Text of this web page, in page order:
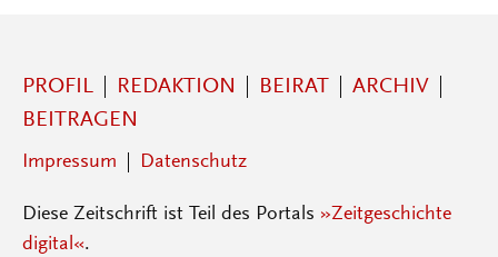
PROFIL REDAKTION BEIRAT
ARCHIV
BEITRAGEN
Impressum Datenschutz
Diese Zeitschrift ist Teil des Portals »Zeitgeschichte
digital«.